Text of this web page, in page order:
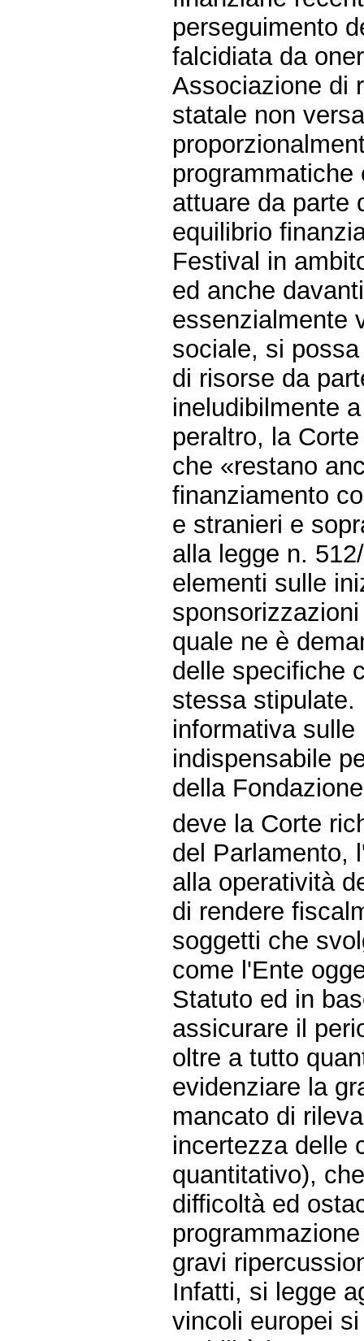
perseguimento
falcidiata da
Associazione di
statale non
attuare da parte
equilibrio
Festival in
ed anche
essenzialmente
sociale, si
di risorse da
ineludibilmente
peraltro, la
che «restano
finanziamento
e stranieri e
alla legge n.
elementi sulle
quale ne è
delle specifiche
stessa stipulate.
informativa
indispensabile
della
deve la Corte
del Parlamento,
alla operatività
di rendere
soggetti che
come l'Ente
Statuto ed in
assicurare il
oltre a tutto
evidenziare la
mancato di
incertezza delle
quantitativo),
difficoltà ed
gravi
Infatti, si legge
vincoli europei